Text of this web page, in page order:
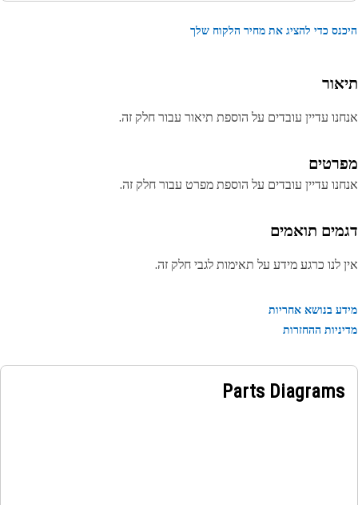
כדי להציג את מחיר הלקוח שלך
עדיין עובדים על הוספת תיאור עבור חלק זה.
עדיין עובדים על הוספת מפרט עבור חלק זה.
תואמים
לנו כרגע מידע על תאימות לגבי חלק זה.
בנושא אחריות
ההחזרות
Parts Diagrams